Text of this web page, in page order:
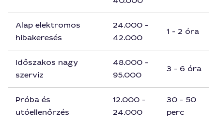
Alap elektromos
hibakeresés
24.000 -
42.000
1 - 2 óra
Időszakos nagy
szerviz
48.000 -
95.000
3 - 6 óra
Próba és
utóellenőrzés
12.000 -
24.000
30 - 50
perc